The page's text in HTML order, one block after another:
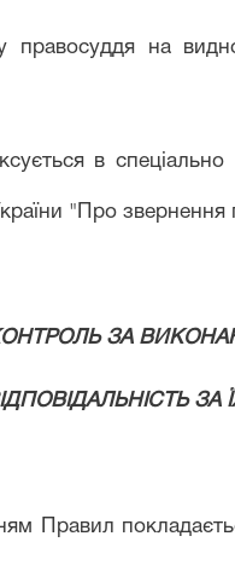
правосуддя на
в
"Про звернення
ЗА
Правил